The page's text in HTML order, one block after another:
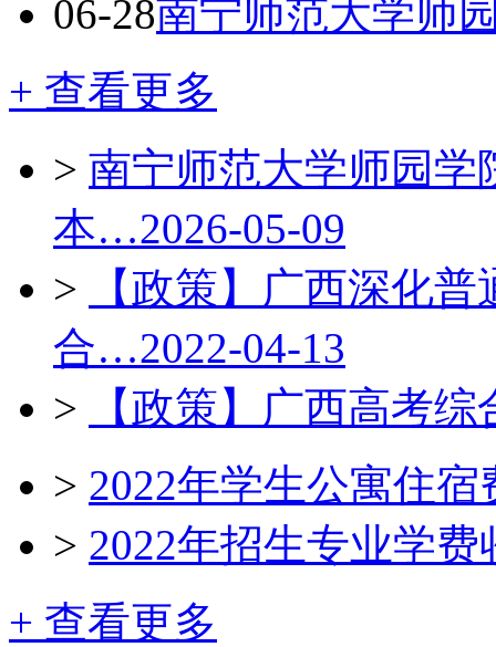
06-28南宁师范大学师
+ 查看更多
> 南宁师范大学师园学
本…2026-05-09
>
【政策】广西深化
合…2022-04-13
>
【政策】广西高考
> 2022年学生公寓住
> 2022年招生专业学费
+ 查看更多